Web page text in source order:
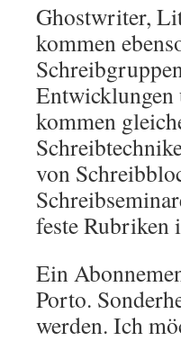
Ghostwriter,
kommen
Entwicklungen
kommen
von
feste Rubriken
Ein
Porto.
werden. Ich